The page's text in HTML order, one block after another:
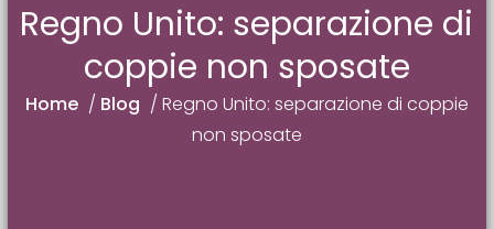
Regno Unito: separazione di
coppie non sposate
Home / Blog / Regno Unito: separazione di coppie
non sposate